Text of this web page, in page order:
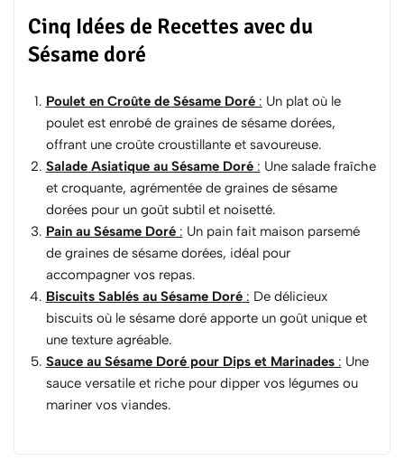
Cinq Idées de Recettes avec du
Sésame doré
Poulet en Croûte de Sésame Doré: Un plat où le
poulet est enrobé de graines de sésame dorées,
offrant une croûte croustillante et savoureuse.
Salade Asiatique au Sésame Doré: Une salade fraîche
et croquante, agrémentée de graines de sésame
dorées pour un goût subtil et noisetté.
Pain au Sésame Doré: Un pain fait maison parsemé
de graines de sésame dorées, idéal pour
accompagner vos repas.
Biscuits Sablés au Sésame Doré: De délicieux
biscuits où le sésame doré apporte un goût unique et
une texture agréable.
Sauce au Sésame Doré pour Dips et Marinades: Une
sauce versatile et riche pour dipper vos légumes ou
mariner vos viandes.